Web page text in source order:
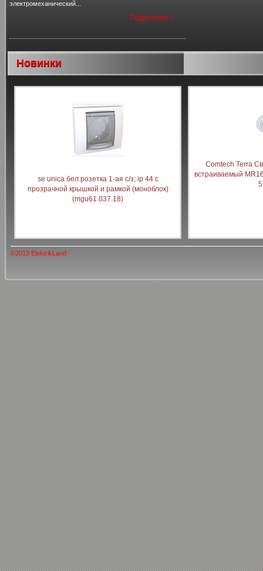
электромеханический...
Подробнее »
Новинки
se unica бел розетка 1-ая с/з; ip 44 с
прозрачной крышкой и рамкой (моноблок)
(mgu61.037.18)
Comtech Terra
встраиваемый
©2013 ElektrikLand